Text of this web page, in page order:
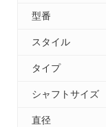
型番
スタイル
タイプ
シャフトサイズ
直径